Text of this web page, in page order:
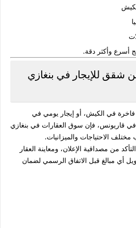
أسرع وأكثر دقة.
شقق للإيجار في بنغازي
في الكيش، أو إيجار يومي في
في قاريونس، فإن سوق العقارات في بنغازي
الاحتياجات والميزانيات.
من مصداقية الإعلان، ومعاينة العقار
أي مبالغ قبل الاتفاق الرسمي لضمان